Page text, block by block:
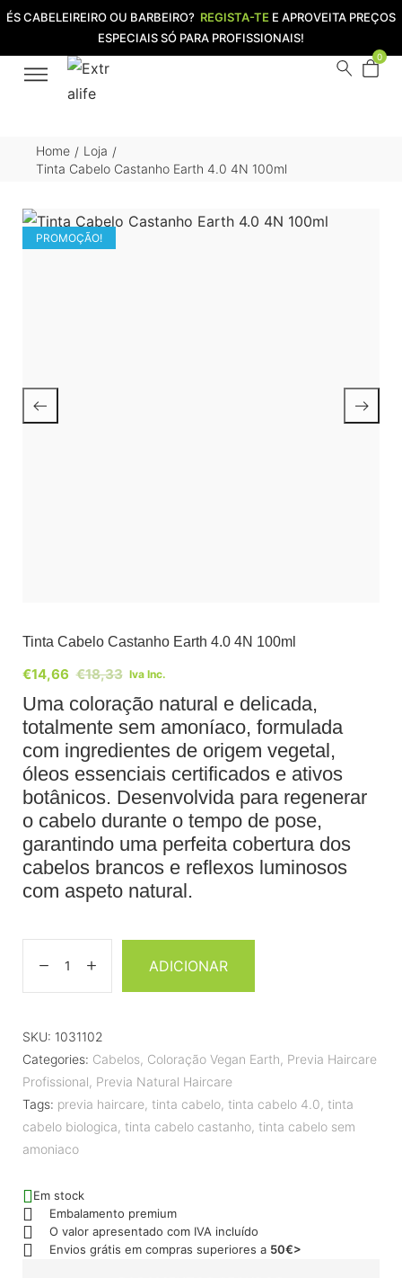
ÉS CABELEIREIRO OU BARBEIRO? REGISTA-TE E APROVEITA PREÇOS
ESPECIAIS SÓ PARA PROFISSIONAIS!
0
Home / Loja /
Tinta Cabelo Castanho Earth 4.0 4N 100ml
PROMOÇÃO!
Tinta Cabelo Castanho Earth 4.0 4N 100ml
€18,33
€14,66 Iva Inc.
Uma coloração natural e delicada,
totalmente sem amoníaco, formulada
com ingredientes de origem vegetal,
óleos essenciais certificados e ativos
botânicos. Desenvolvida para regenerar
o cabelo durante o tempo de pose,
garantindo uma perfeita cobertura dos
cabelos brancos e reflexos luminosos
com aspeto natural.
ADICIONAR
SKU: 1031102
Categories: Cabelos, Coloração Vegan Earth, Previa Haircare
Profissional, Previa Natural Haircare
Tags: previa haircare, tinta cabelo, tinta cabelo 4.0, tinta
cabelo biologica, tinta cabelo castanho, tinta cabelo sem
amoniaco
Em stock
Embalamento premium
O valor apresentado com IVA incluído
Envios grátis em compras superiores a 50€>